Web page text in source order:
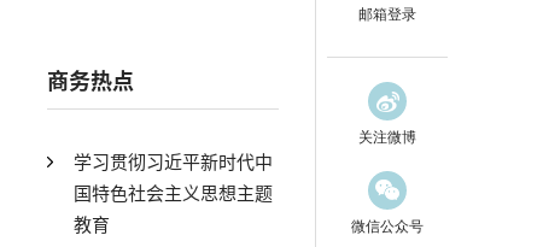
商务热点
学习贯彻习近平新时代中
国特色社会主义思想主题
教育
邮箱登录
关注微博
微信公众号